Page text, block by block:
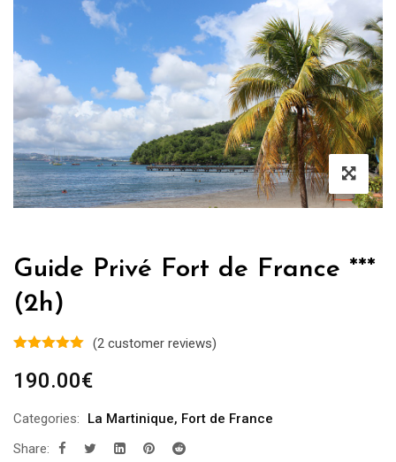
Guide Privé Fort de France ***
(2h)
(2 customer reviews)
190.00€
Categories: La Martinique, Fort de France
Share: